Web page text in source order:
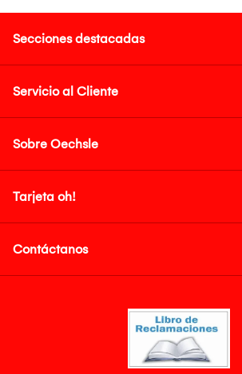
Secciones destacadas
Servicio al Cliente
Sobre Oechsle
Tarjeta oh!
Contáctanos